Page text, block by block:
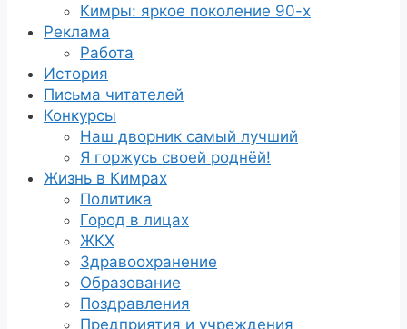
Кимры: яркое поколение 90-х
Реклама
Работа
История
Письма читателей
Конкурсы
Наш дворник самый лучший
Я горжусь своей роднёй!
Жизнь в Кимрах
Политика
Город в лицах
ЖКХ
Здравоохранение
Образование
Поздравления
Предприятия и учреждения